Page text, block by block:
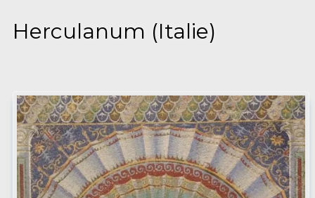
Herculanum (Italie)